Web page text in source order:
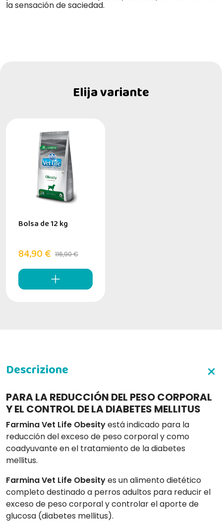
la sensación de saciedad.
Elija variante
Bolsa de 12 kg
84,90 € 116,90 €
PARA LA REDUCCIÓN DEL PESO CORPORAL
Y EL CONTROL DE LA DIABETES MELLITUS
Farmina Vet Life Obesityestá indicado para la
reducción del exceso de peso corporal y como
coadyuvante en el tratamiento de la diabetes
mellitus.
Farmina Vet Life Obesityes un alimento dietético
completo destinado a perros adultos para reducir el
exceso de peso corporal y controlar el aporte de
glucosa (diabetes mellitus).